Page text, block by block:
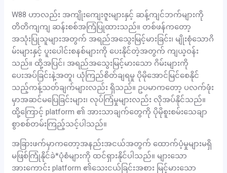
W88 ဟာလည်း အကျိုးကျေးဇူးများနှင့် ဆန့်ကျင်ဘက်များကို
တိတိကျကျ ဆန်းစစ်အကြံပြုထားသည်။ တစ်ဖန်ကတော့
အသုံးပြုသူများအတွက် အရည်အသွေးမြင့်မားခြင်း၊ မျိုးစုံသောဂိ
မ်းများနှင့် ပူးပေါင်းစနစ်များကို ပေးနိုင်တဲ့အတွက် ကျယ္ဝန်း
သည်။ ထို့အပြင်၊ အရည်အသွေးမြင့်မားသော ဂိမ်းများကို
ပေးအပ်ခြင်းနဲ့အတူ၊ ယုံကြည်စိတ်ချရမှု ပိုမိုအောင်မြင်စေနိုင်
သည့်ကန့်သတ်ချက်များလည်း ရှိသည်။ ဥပမာကတော့ ပလက်ဖုံး
မှာအဆင်မပြေခြင်းများ၊ လုပ်ကြံမှုများလည်း လိုအပ်နိုင်သည်။
ထို့ကြောင့် platform ၏ အားသာချက်တွေကို ပိုမိုစူးစမ်းသေချာ
စွာစစ်တမ်းကြည့်သင့်ပါသည်။
အခြားဖက်မှာကတော့အနည်းအငယ်အတွက် ထောက်ပံ့မှုများမရှိ
မဖြစ်ကြုံနိုင်ခဲ*ပုံစံများကို ထင်ရှားနိုင်ပါသည်။ များသော
အားကောင်း platform ၏သေးငယ်ခြင်းအစား မြင့်မားသော